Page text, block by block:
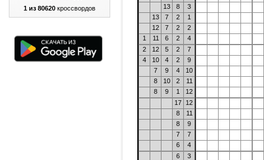
1 из 80620 кроссвордов
13
8
3
13
7 2
1
12
7 2
2
1
11 6 2
4
2
12 5 2
7
4
10 4 2
9
7
9 4
10
8
10 2
11
8
9 1
12
17
12
8
11
8
9
7
7
6
4
6
3